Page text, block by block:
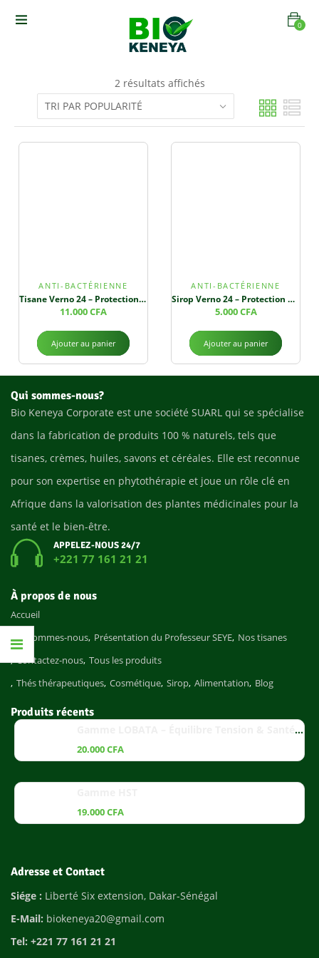
0
2 résultats affichés
ANTI-BACTÉRIENNE
Tisane Verno 24 – Protection Cellulaire et Santé Cardiovasculaire
11.000CFA
Ajouter au panier
ANTI-BACTÉRIENNE
Sirop Verno 24 – Protection Cellulaire et Santé Cardiovasculaire
5.000CFA
Ajouter au panier
Qui sommes-nous?
Bio Keneya Corporate est une société SUARL qui se spécialise
dans la fabrication de produits 100 % naturels, tels que
tisanes, crèmes, huiles, savons et céréales. Elle est reconnue
pour son expertise en phytothérapie et joue un rôle clé en
Afrique dans la valorisation des plantes médicinales pour la
santé et le bien-être.
APPELEZ-NOUS 24/7
+221 77 161 21 21
À propos de nous
Accueil
Qui sommes-nous Présentation du Professeur SEYE Nos tisanes
Contactez-nous Tous les produits
Thés thérapeutiques Cosmétique Sirop Alimentation Blog
Produits récents
Gamme LOBATA – Équilibre Tension & Santé Cardiaque
20.000CFA
19.000CFA
Adresse et Contact
Siége : Liberté Six extension, Dakar-Sénégal
E-Mail: biokeneya20@gmail.com
Tel: +221 77 161 21 21